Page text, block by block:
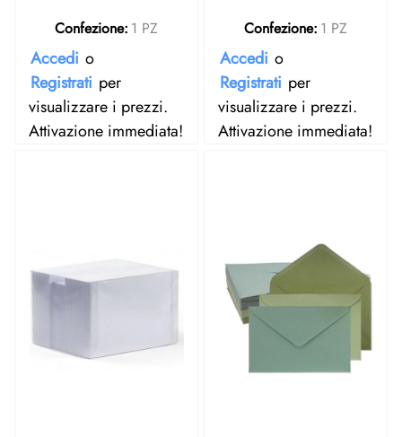
Confezione: 1 PZ
Accedi o
Registrati per
visualizzare i prezzi.
Attivazione immediata!
Confezione: 1 PZ
Accedi o
Registrati per
visualizzare i prezzi.
Attivazione immediata!